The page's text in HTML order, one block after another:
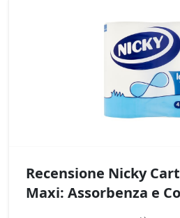
Recensione Nicky
Maxi: Assorbenza e